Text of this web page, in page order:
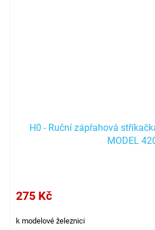
H0 - Ruční zápřahová
MODEL
275 Kč
k modelové železnici